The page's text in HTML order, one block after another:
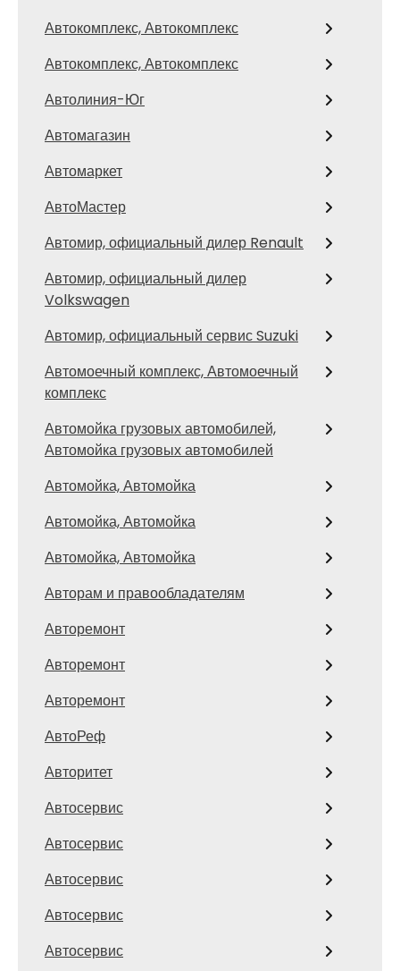
Автокомплекс, Автокомплекс
Автокомплекс, Автокомплекс
Автолиния-Юг
Автомагазин
Автомаркет
АвтоМастер
Автомир, официальный дилер Renault
Автомир, официальный дилер
Volkswagen
Автомир, официальный сервис Suzuki
Автомоечный комплекс, Автомоечный
комплекс
Автомойка грузовых автомобилей,
Автомойка грузовых автомобилей
Автомойка, Автомойка
Автомойка, Автомойка
Автомойка, Автомойка
Авторам и правообладателям
Авторемонт
Авторемонт
Авторемонт
АвтоРеф
Авторитет
Автосервис
Автосервис
Автосервис
Автосервис
Автосервис